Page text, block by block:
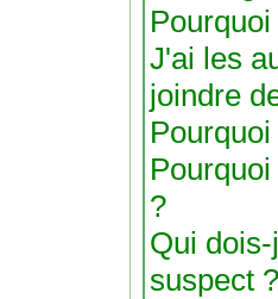
J'ai les
joindre
?
Qui
suspect ?